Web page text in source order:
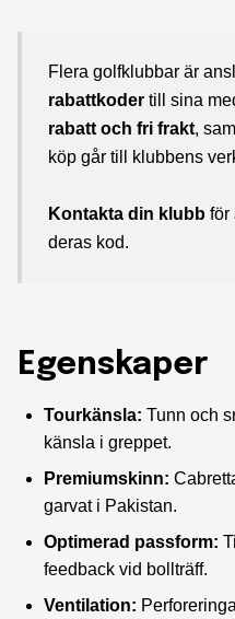
Flera golfklubbar är
rabattkoder till sina
rabatt och fri frakt,
köp går till klubbens
Kontakta din klubb för
deras kod.
Egenskaper
Tourkänsla: Tunn och
känsla i greppet.
Premiumskinn:
garvat i Pakistan.
Optimerad passform:
feedback vid bollträff.
Ventilation: